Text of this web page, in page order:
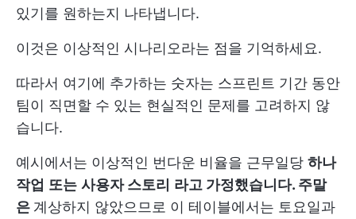
있기를 원하는지 나타냅니다.
이것은 이상적인 시나리오라는 점을 기억하세요.
따라서 여기에 추가하는 숫자는 스프린트 기간 동안
팀이 직면할 수 있는 현실적인 문제를 고려하지 않
습니다.
예시에서는 이상적인 번다운 비율을 근무일당 하나
작업 또는 사용자 스토리 라고 가정했습니다. 주말
은 계상하지 않았으므로 이 테이블에서는 토요일과